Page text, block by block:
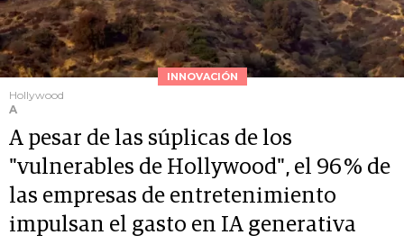
INNOVACIÓN
Hollywood
A
A pesar de las súplicas de los
"vulnerables de Hollywood", el 96 % de
las empresas de entretenimiento
impulsan el gasto en IA generativa